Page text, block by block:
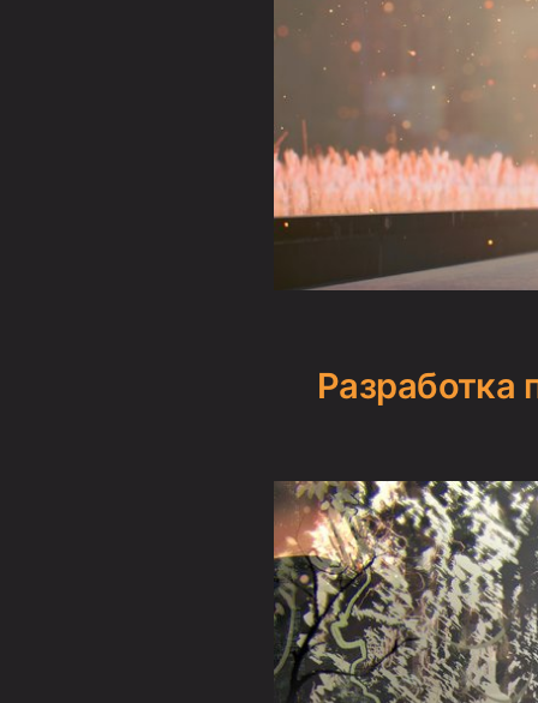
Разработка